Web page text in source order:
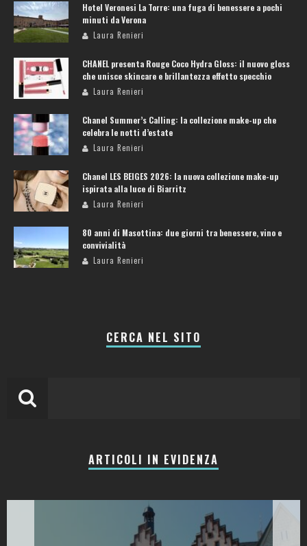
Hotel Veronesi La Torre: una fuga di benessere a pochi
minuti da Verona
Laura Renieri
CHANEL presenta Rouge Coco Hydra Gloss: il nuovo gloss
che unisce skincare e brillantezza effetto specchio
Laura Renieri
Chanel Summer’s Calling: la collezione make-up che
celebra le notti d’estate
Laura Renieri
Chanel LES BEIGES 2026: la nuova collezione make-up
ispirata alla luce di Biarritz
Laura Renieri
80 anni di Masottina: due giorni tra benessere, vino e
convivialità
Laura Renieri
CERCA NEL SITO
ARTICOLI IN EVIDENZA